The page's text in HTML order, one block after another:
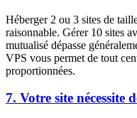
Héberger 2 ou 3 sites de
raisonnable. Gérer 10 sites
mutualisé dépasse
VPS vous permet de tout
proportionnées.
7. Votre site nécessite